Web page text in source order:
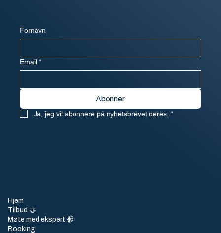
Fornavn
Email *
Abonner
Ja, jeg vil abonnere på nyhetsbrevet deres. *
Hjem
Tilbud 🤝
Møte med ekspert 📹
Booking